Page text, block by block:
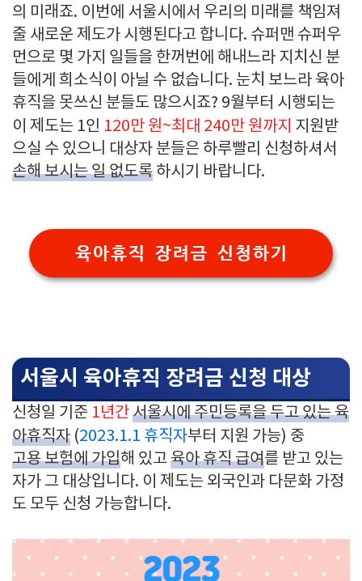
의 미래죠. 이번에 서울시에서 우리의 미래를 책임져
줄 새로운 제도가 시행된다고 합니다. 슈퍼맨 슈퍼우
먼으로 몇 가지 일들을 한꺼번에 해내느라 지치신 분
들에게 희소식이 아닐 수 없습니다. 눈치 보느라 육아
휴직을 못쓰신 분들도 많으시죠? 9월부터 시행되는
이 제도는 1인 120만 원~최대 240만 원까지 지원받
으실 수 있으니 대상자 분들은 하루빨리 신청하셔서
손해 보시는 일 없도록 하시기 바랍니다.
육아휴직 장려금 신청하기
서울시 육아휴직 장려금 신청 대상
신청일 기준 1년간서울시에 주민등록을 두고 있는 육
아휴직자 (2023.1.1 휴직자부터 지원 가능) 중
고용 보험에 가입해 있고육아 휴직 급여를 받고 있는
자가 그 대상입니다. 이 제도는 외국인과 다문화 가정
도 모두 신청 가능합니다.